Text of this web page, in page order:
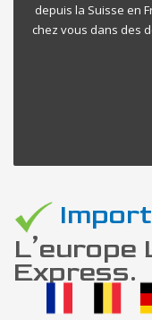
depuis la Suisse en
chez vous dans des
L’europe
Express.